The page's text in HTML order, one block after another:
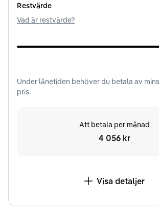
Restvärde
Vad är restvärde?
Under lånetiden behöver du betala av
pris.
Att betala per månad
4 056 kr
Visa detaljer